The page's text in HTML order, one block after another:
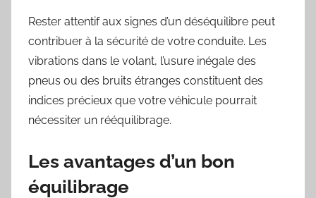
Rester attentif aux signes d’un déséquilibre peut
contribuer à la sécurité de votre conduite. Les
vibrations dans le volant, l’usure inégale des
pneus ou des bruits étranges constituent des
indices précieux que votre véhicule pourrait
nécessiter un rééquilibrage.
Les avantages d’un bon
équilibrage